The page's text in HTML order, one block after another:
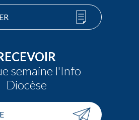
semaine l'Info
Diocèse